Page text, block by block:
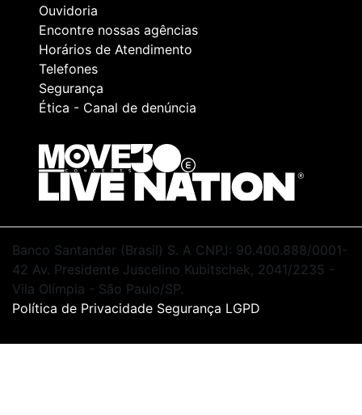
Ouvidoria
Encontre nossas agências
Horários de Atendimento
Telefones
Segurança
Ética - Canal de denúncia
Banco Santander (Brasil) S. A CNPJ: 90.400.888/0001-
42 Av. Presidente Juscelino Kubitschek, 2041/2235 -
Vila Olímpia - São Paulo/SP.
Política de Privacidade Segurança LGPD